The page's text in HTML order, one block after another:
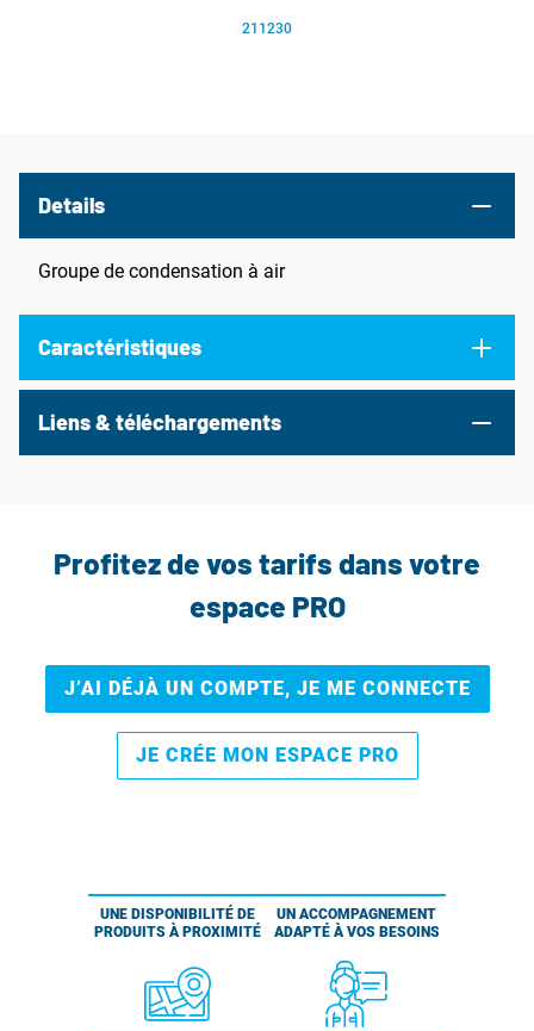
211230
Details
Groupe de condensation à air
Caractéristiques
Liens & téléchargements
Profitez de vos tarifs dans votre
espace PRO
J’AI DÉJÀ UN COMPTE, JE ME CONNECTE
JE CRÉE MON ESPACE PRO
UNE DISPONIBILITÉ DE
PRODUITS À PROXIMITÉ
UN ACCOMPAGNEMENT
ADAPTÉ À VOS BESOINS